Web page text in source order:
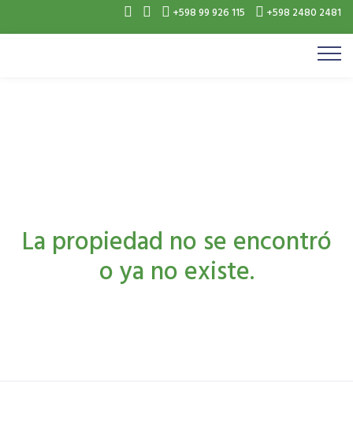
+598 99 926 115 +598 2480 2481
La propiedad no se encontró
o ya no existe.